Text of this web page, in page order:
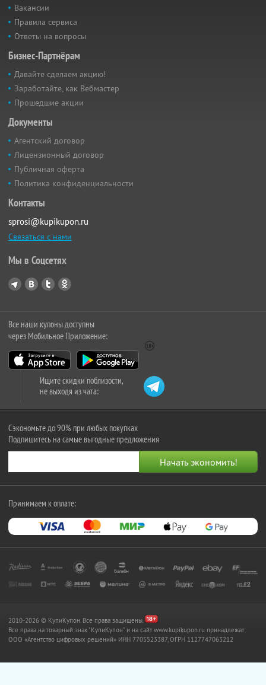
Вакансии
Правила сервиса
Ответы на вопросы
Бизнес-Партнёрам
Давайте сделаем акцию!
Заработайте, как Вебмастер
Прошедшие акции
Документы
Агентский договор
Лицензионный договор
Публичная оферта
Политика конфиденциальности
Контакты
sprosi@kupikupon.ru
Связаться с нами
Мы в Соцсетях
Все наши купоны доступны
через Мобильное Приложение:
Ищите скидки поблизости,
не выходя из чата:
Сэкономьте до 90% при любых покупках
Подпишитесь на самые выгодные предложения
Принимаем к оплате:
2010-2026 © КупиКупон. Все права защищены.
Все права на товарный знак "КупиКупон" и на сайт www.kupikupon.ru принадлежат
OOO «Агентство цифровых решений» ИНН 7705523387, ОГРН 1127747063212